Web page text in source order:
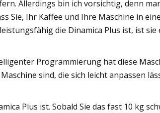
Allerdings bin ich vorsichtig, denn
Sie, Ihr Kaffee und Ihre Maschine in
die Dinamica Plus ist, ist sie
Programmierung hat diese
sind, die sich leicht anpassen
Plus ist. Sobald Sie das fast 10 kg